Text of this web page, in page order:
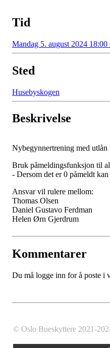
Tid
Mandag 5. august 2024 18:00
Sted
Husebyskogen
Beskrivelse
Nybegynnertrening med utlån
Bruk påmeldingsfunksjon til
- Dersom det er 0 påmeldt
Ansvar vil rulere mellom:
Thomas Olsen
Daniel Gustavo Ferdman
Helen Ørn Gjerdrum
Kommentarer
Du må logge inn for å poste i
© Oslo Bueskyttere 2021-